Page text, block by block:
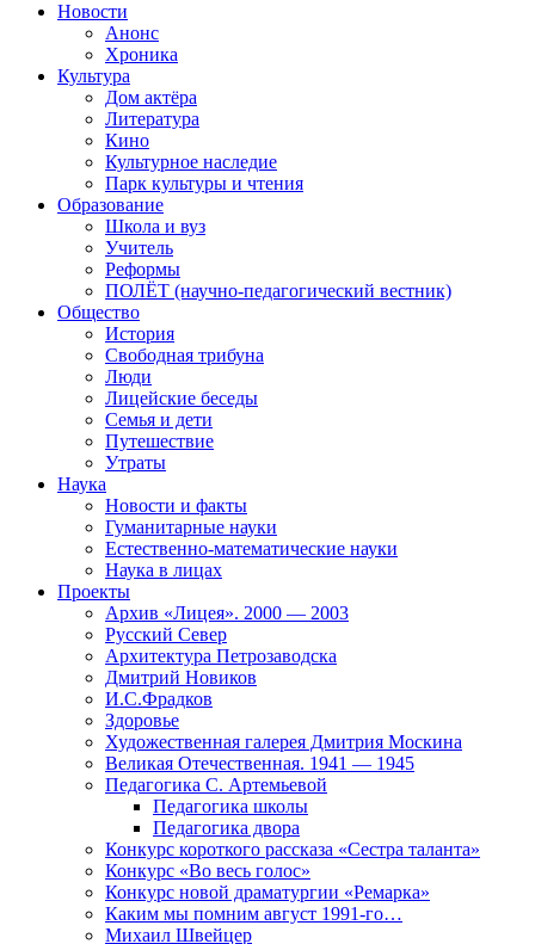
Новости
Анонс
Хроника
Культура
Дом актёра
Литература
Кино
Культурное наследие
Парк культуры и чтения
Образование
Школа и вуз
Учитель
Реформы
ПОЛЁТ (научно-педагогический вестник)
Общество
История
Свободная трибуна
Люди
Лицейские беседы
Семья и дети
Путешествие
Утраты
Наука
Новости и факты
Гуманитарные науки
Естественно-математические науки
Наука в лицах
Проекты
Архив «Лицея». 2000 — 2003
Русский Север
Архитектура Петрозаводска
Дмитрий Новиков
И.С.Фрадков
Здоровье
Художественная галерея Дмитрия Москина
Великая Отечественная. 1941 — 1945
Педагогика С. Артемьевой
Педагогика школы
Педагогика двора
Конкурс короткого рассказа «Сестра таланта»
Конкурс «Во весь голос»
Конкурс новой драматургии «Ремарка»
Каким мы помним август 1991-го…
Михаил Швейцер